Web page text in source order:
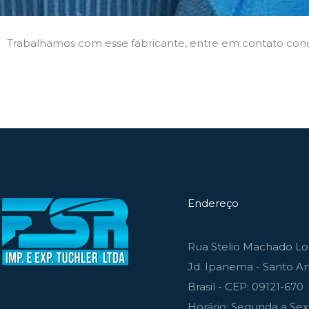
Trabalhamos com esse fabricante, entre em contato
Endereço
Rua Stelio Machado
Jd. Ipanema - Santo
Brasil - CEP: 09121-670